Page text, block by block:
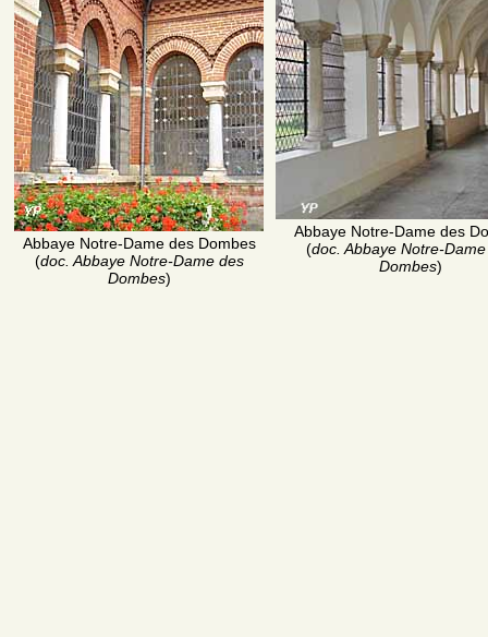
Abbaye Notre-Dame des Dombes
(doc. Abbaye Notre-Dame des
Dombes)
Abbaye Notre-Dame des
(doc. Abbaye Notre-
Dombes)